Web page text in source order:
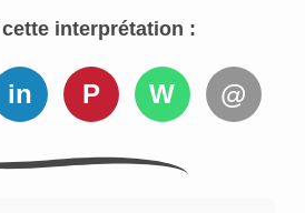
interprétation :
in P W @